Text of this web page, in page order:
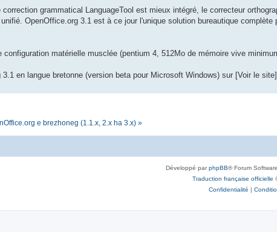
grammatical LanguageTool est mieux intégré, le correcteur
OpenOffice.org 3.1 est à ce jour l'unique solution bureautique
matérielle musclée (pentium 4, 512Mo de mémoire vive
en langue bretonne (version beta pour Microsoft Windows) sur [Voir le
e brezhoneg (1.1.x, 2.x ha 3.x) »
Développé parphpBB® Forum
Traduction française officielle
Confidentialité |